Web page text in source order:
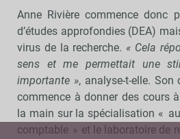
Anne Rivière commence donc
d’études approfondies (DEA)
virus de la recherche. « Cela
sens et me permettait une
importante », analyse-t-elle. Son
commence à donner des cours
la main sur la spécialisation «
comptable » et le laboratoire de